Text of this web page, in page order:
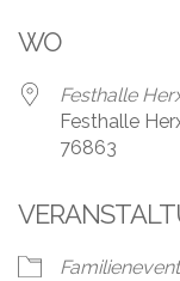
Referenzen
Blog
Jobs
Partner/Links
WO
Festhalle
Festhalle
76863
Familienevent